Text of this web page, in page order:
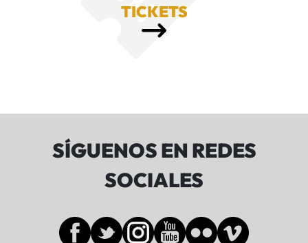
TICKETS
SÍGUENOS EN REDES
SOCIALES